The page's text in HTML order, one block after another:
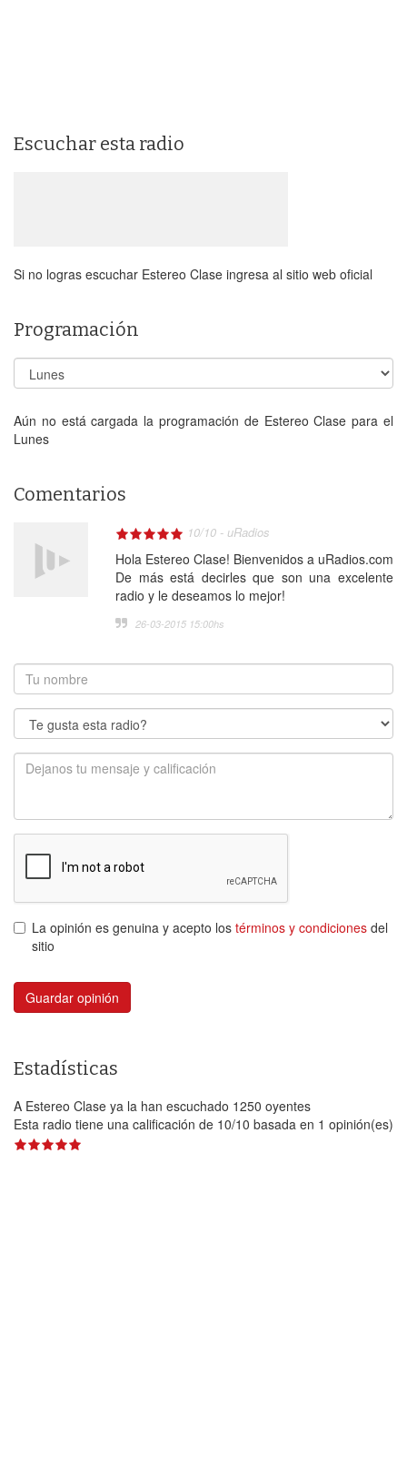
Escuchar esta radio
Si no logras escuchar Estereo Clase ingresa al sitio web oficial
Programación
Aún no está cargada la programación de Estereo Clase para el
Lunes
Comentarios
10/10 - uRadios
Hola Estereo Clase! Bienvenidos a uRadios.com
De más está decirles que son una excelente
radio y le deseamos lo mejor!
26-03-2015 15:00hs
La opinión es genuina y acepto los términos y condiciones del
sitio
Guardar opinión
Estadísticas
A Estereo Clase ya la han escuchado 1250 oyentes
Esta radio tiene una calificación de 10/10 basada en 1 opinión(es)